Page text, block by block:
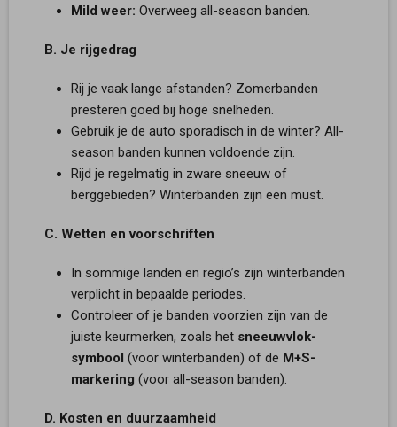
Mild weer: Overweeg all-season banden.
B. Je rijgedrag
Rij je vaak lange afstanden? Zomerbanden
presteren goed bij hoge snelheden.
Gebruik je de auto sporadisch in de winter? All-
season banden kunnen voldoende zijn.
Rijd je regelmatig in zware sneeuw of
berggebieden? Winterbanden zijn een must.
C. Wetten en voorschriften
In sommige landen en regio’s zijn winterbanden
verplicht in bepaalde periodes.
Controleer of je banden voorzien zijn van de
juiste keurmerken, zoals het sneeuwvlok-
symbool (voor winterbanden) of de M+S-
markering (voor all-season banden).
D. Kosten en duurzaamheid